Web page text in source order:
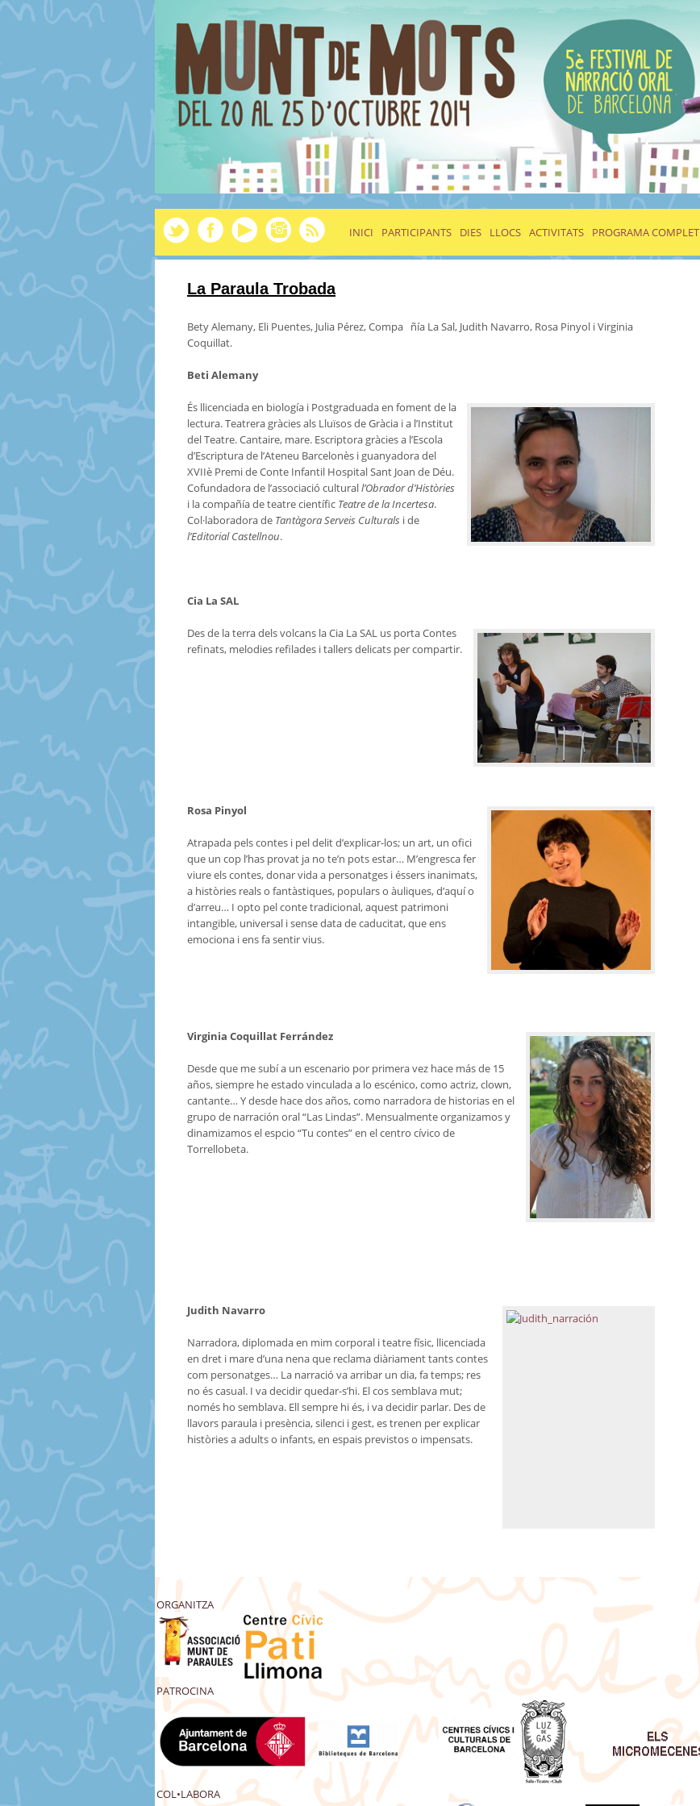
INICI PARTICIPANTS DIES LLOCS ACTIVITATS PROGRAMA COMPLET
La Paraula Trobada
Bety Alemany, Eli Puentes, Julia Pérez, Compa ñía La Sal, Judith Navarro, Rosa Pinyol i Virginia
Coquillat.
Beti Alemany
És llicenciada en biología i Postgraduada en foment de la
lectura. Teatrera gràcies als Lluïsos de Gràcia i a l’Institut
del Teatre. Cantaire, mare. Escriptora gràcies a l’Escola
d’Escriptura de l’Ateneu Barcelonès i guanyadora del
XVIIè Premi de Conte Infantil Hospital Sant Joan de Déu.
Cofundadora de l’associació culturall’Obrador d’Històries
i la compañía de teatre científic Teatre de la Incertesa.
Col·laboradora de Tantàgora Serveis Culturals i de
l’Editorial Castellnou.
Cia La SAL
Des de la terra dels volcans la Cia La SAL us porta Contes
refinats, melodies refilades i tallers delicats per compartir.
Rosa Pinyol
Atrapada pels contes i pel delit d’explicar-los; un art, un ofici
que un cop l’has provat ja no te’n pots estar… M’engresca fer
viure els contes, donar vida a personatges i éssers inanimats,
a històries reals o fantàstiques, populars o àuliques, d’aquí o
d’arreu… I opto pel conte tradicional, aquest patrimoni
intangible, universal i sense data de caducitat, que ens
emociona i ens fa sentir vius.
Virginia Coquillat Ferrández
Desde que me subí a un escenario por primera vez hace más de 15
años, siempre he estado vinculada a lo escénico, como actriz, clown,
cantante… Y desde hace dos años, como narradora de historias en el
grupo de narración oral “Las Lindas”. Mensualmente organizamos y
dinamizamos el espcio “Tu contes” en el centro cívico de
Torrellobeta.
Judith Navarro
Narradora, diplomada en mim corporal i teatre físic, llicenciada
en dret i mare d’una nena que reclama diàriament tants contes
com personatges… La narració va arribar un dia, fa temps; res
no és casual. I va decidir quedar-s’hi. El cos semblava mut;
només ho semblava. Ell sempre hi és, i va decidir parlar. Des de
llavors paraula i presència, silenci i gest, es trenen per explicar
històries a adults o infants, en espais previstos o impensats.
ORGANITZA
PATROCINA
COL•LABORA